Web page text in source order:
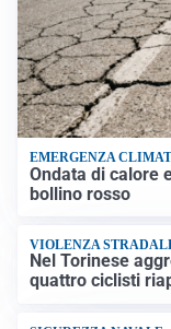
EMERGENZA
Ondata di calore
bollino rosso
VIOLENZA
Nel Torinese
quattro ciclisti